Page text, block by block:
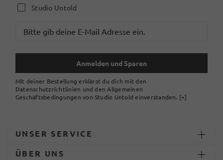
Studio Untold
Anmelden und Sparen
Mit deiner Bestellung erklärst du dich mit den
Datenschutzrichtlinien und den Allgemeinen
Geschäftsbedingungen von Studio Untold einverstanden. [+]
UNSER SERVICE
ÜBER UNS